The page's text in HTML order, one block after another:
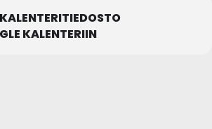
KALENTERIIN